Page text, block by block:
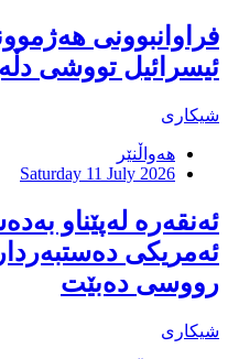
فراوانبوونی
ئیسرائیل تووشی
شیکاری
هەواڵنێر
Saturday 11 July 2026
ئەنقەرە لەپێناو
ئەمریکی
رووسی دەبێت
شیکاری